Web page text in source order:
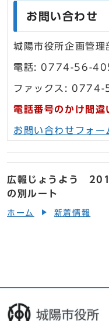
お問い合わせ
城陽市役所企画管理
電話: 0774-56-
ファックス:
電話番号のかけ間違
お問い合わせフォー
広報じょうよう
の別ルート
ホーム 新着情報